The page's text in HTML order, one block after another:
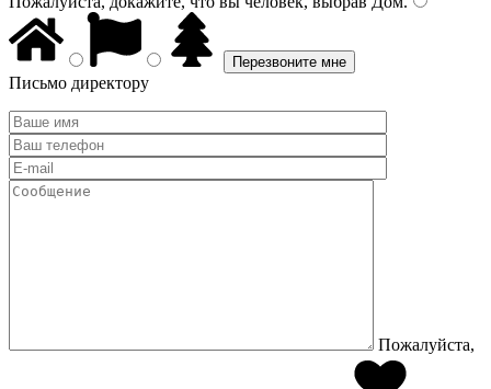
Письмо директору
Пожалуйста,